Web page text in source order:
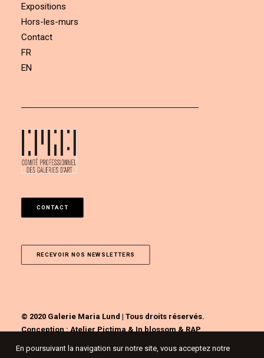
Expositions
Hors-les-murs
Contact
FR
EN
CONTACT
RECEVOIR NOS NEWSLETTERS
© 2020 Galerie Maria Lund | Tous droits réservés.
Conception :Atelier Pictima&In blossom&RAP
En poursuivant la navigation sur notre site, vous acceptez notre